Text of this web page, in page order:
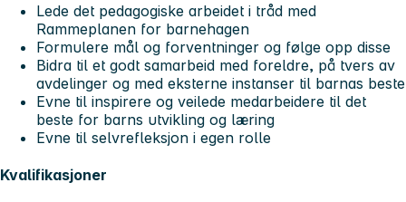
Lede det pedagogiske arbeidet i tråd med
Rammeplanen for barnehagen
Formulere mål og forventninger og følge opp disse
Bidra til et godt samarbeid med foreldre, på tvers av
avdelinger og med eksterne instanser til barnas beste
Evne til inspirere og veilede medarbeidere til det
beste for barns utvikling og læring
Evne til selvrefleksjon i egen rolle
Kvalifikasjoner